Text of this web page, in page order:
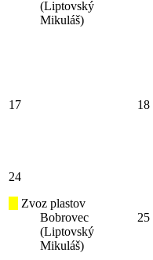
(Liptovský
Mikuláš)
17 18
24
Zvoz plastov
Bobrovec
(Liptovský
Mikuláš)
25